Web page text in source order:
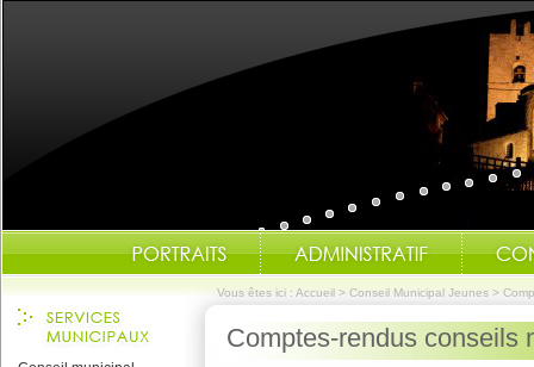
Vous êtes ici : Accueil > Conseil Municipal Jeunes >
Comptes-rendus conseils